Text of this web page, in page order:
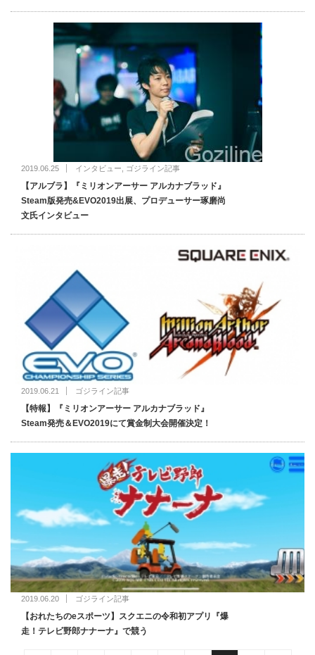
2019.06.25 インタビュー ゴジライン記事
【アルブラ】『ミリオンアーサー アルカナブラッド』
Steam版発売&EVO2019出展、プロデューサー琢磨尚
文氏インタビュー
2019.06.21 ゴジライン記事
【特報】『ミリオンアーサー アルカナブラッド』
Steam発売＆EVO2019にて賞金制大会開催決定！
2019.06.20 ゴジライン記事
【おれたちのeスポーツ】スクエニの令和初アプリ『爆
走！テレビ野郎ナナーナ』で競う